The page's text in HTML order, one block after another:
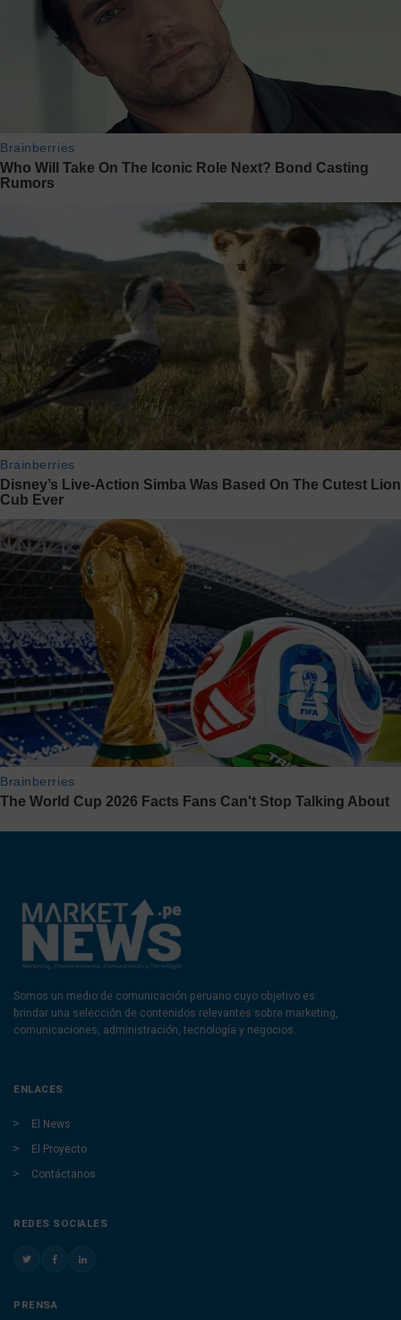
Somos un medio de comunicación peruano cuyo objetivo es
brindar una selección de contenidos relevantes sobre marketing,
comunicaciones, administración, tecnología y negocios.
ENLACES
El News
El Proyecto
Contáctanos
REDES SOCIALES
PRENSA